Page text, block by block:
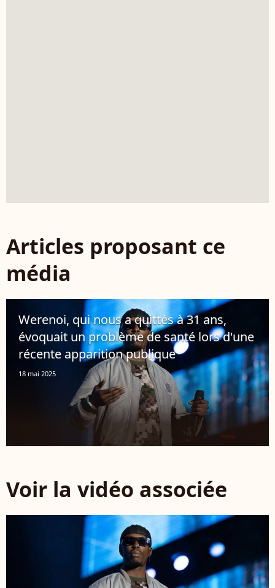
Articles proposant ce
média
Werenoi, qui nous a quittés à 31 ans,
évoquait un problème de santé lors d'une
récente apparition publique
18 mai 2025
Voir la vidéo associée